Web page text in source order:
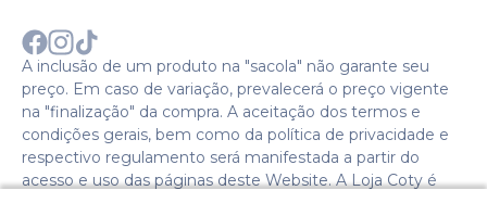
A inclusão de um produto na "sacola" não garante seu
preço. Em caso de variação, prevalecerá o preço vigente
na "finalização" da compra. A aceitação dos termos e
condições gerais, bem como da política de privacidade e
respectivo regulamento será manifestada a partir do
acesso e uso das páginas deste Website. A Loja Coty é